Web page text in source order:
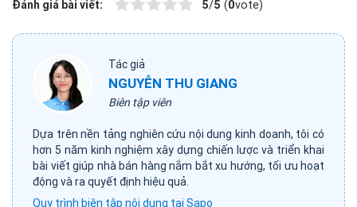
Đánh giá bài viết: 5/5 (0vote)
Tác giả
NGUYỄN THU GIANG
Biên tập viên
Dựa trên nền tảng nghiên cứu nội dung kinh doanh, tôi có
hơn 5 năm kinh nghiệm xây dựng chiến lược và triển khai
bài viết giúp nhà bán hàng nắm bắt xu hướng, tối ưu hoạt
động và ra quyết định hiệu quả.
Quy trình biên tập nội dung tại Sapo